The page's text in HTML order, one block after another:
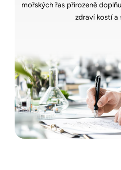
mořských řas přirozeně
zdraví kostí a